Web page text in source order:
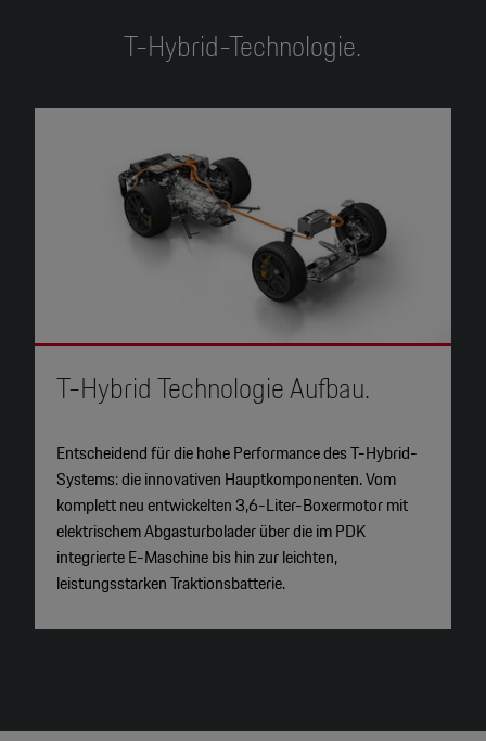
T-Hybrid-Technologie.
T-Hybrid Technologie Aufbau.
Entscheidend für die hohe Performance des T-Hybrid-
Systems: die innovativen Hauptkomponenten. Vom
komplett neu entwickelten 3,6-Liter-Boxermotor mit
elektrischem Abgasturbolader über die im PDK
integrierte E-Maschine bis hin zur leichten,
leistungsstarken Traktionsbatterie.